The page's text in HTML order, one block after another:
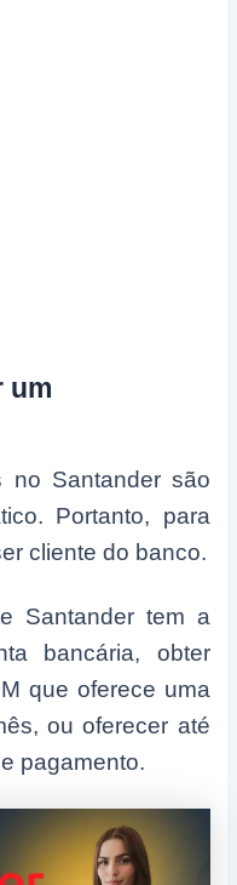
um
no Santander são
Portanto, para
cliente do banco.
Santander tem a
bancária, obter
que oferece uma
ou oferecer até
pagamento.